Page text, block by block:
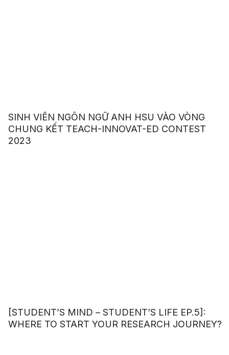
SINH VIÊN NGÔN NGỮ ANH HSU VÀO VÒNG
CHUNG KẾT TEACH-INNOVAT-ED CONTEST
2023
[STUDENT’S MIND – STUDENT’S LIFE EP.5]:
WHERE TO START YOUR RESEARCH JOURNEY?